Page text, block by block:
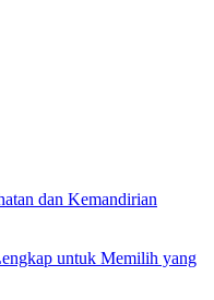
dan Kemandirian
untuk Memilih yang